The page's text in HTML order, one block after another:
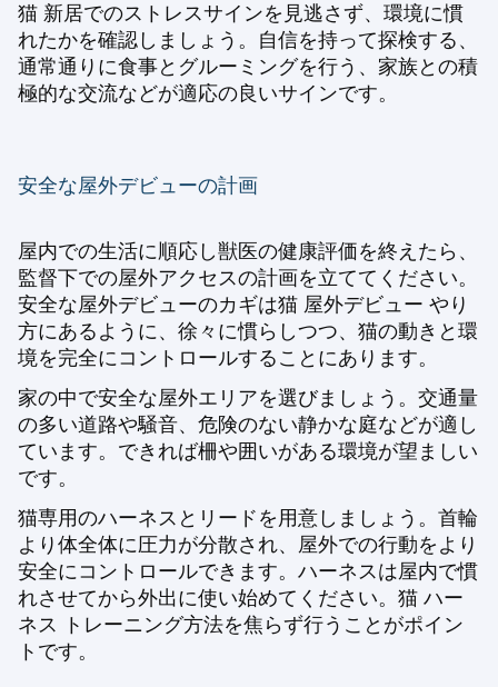
猫 新居でのストレスサインを見逃さず、環境に慣
れたかを確認しましょう。自信を持って探検する、
通常通りに食事とグルーミングを行う、家族との積
極的な交流などが適応の良いサインです。
安全な屋外デビューの計画
屋内での生活に順応し獣医の健康評価を終えたら、
監督下での屋外アクセスの計画を立ててください。
安全な屋外デビューのカギは猫 屋外デビュー やり
方にあるように、徐々に慣らしつつ、猫の動きと環
境を完全にコントロールすることにあります。
家の中で安全な屋外エリアを選びましょう。交通量
の多い道路や騒音、危険のない静かな庭などが適し
ています。できれば柵や囲いがある環境が望ましい
です。
猫専用のハーネスとリードを用意しましょう。首輪
より体全体に圧力が分散され、屋外での行動をより
安全にコントロールできます。ハーネスは屋内で慣
れさせてから外出に使い始めてください。 猫 ハー
ネス トレーニング方法を焦らず行うことがポイン
トです。